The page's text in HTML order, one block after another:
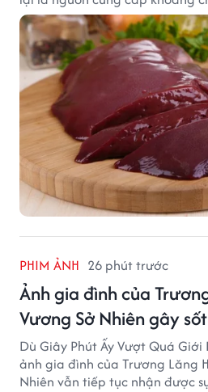
PHIM ẢNH 26 phút trước
Ảnh gia đình của
Vương Sở Nhiên gây sốt
Dù Giây Phút Ấy Vượt Quá
ảnh gia đình của Trương Lăng
Nhiên vẫn tiếp tục nhận được